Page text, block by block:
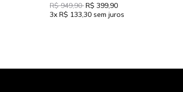
R$ 949,90R$ 399,90
3x R$ 133,30